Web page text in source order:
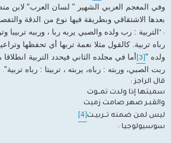
وفي المعجم العربي الشهير " لسان العرب" لابن
بعدها الاشتقاقي وبطريقة فيها نوع من الدقة
: " التربية : رب ولده والصبي يربه ربا ، ورببه تربيبا
رباه تربية. كالقول مثلا نعمة تربها أي تحفظها
ولده "
أما في مجلده الثاني فيحدد التربية
ربت الصبي، وربته : رباه، يربته ، تربيتا : رباه تربية".
قال الراجز :
سميتها إذا ولدت تمــوت
والقبـر صهر صامت زميت
ليس لمن ضمنه تــربيـت[4]
سوسيولوجيا :